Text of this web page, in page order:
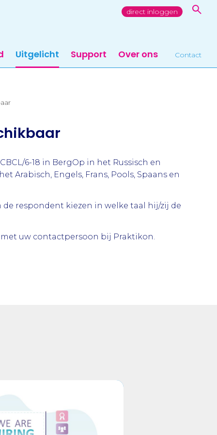
direct inloggen
Uitgelicht Support Over ons Contact
6-18 in BergOp in het Russisch en
Arabisch, Engels, Frans, Pools, Spaans en
respondent kiezen in welke taal hij/zij de
uw contactpersoon bij Praktikon.